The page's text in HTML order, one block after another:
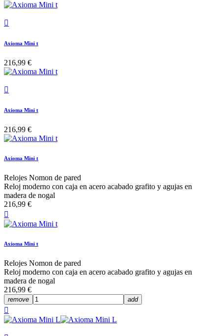

Axioma Mini t
216,99 €

Axioma Mini t
216,99 €
Axioma Mini t
Relojes Nomon de pared
Reloj moderno con caja en acero acabado grafito y agujas en
madera de nogal
216,99 €

Axioma Mini t
Relojes Nomon de pared
Reloj moderno con caja en acero acabado grafito y agujas en
madera de nogal
216,99 €
remove add
